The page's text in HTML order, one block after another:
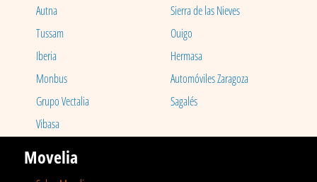
Autna
Sierra de las Nieves
Tussam
Ouigo
Iberia
Hermasa
Monbus
Automóviles Zaragoza
Grupo Vectalia
Sagalés
Vibasa
Movelia